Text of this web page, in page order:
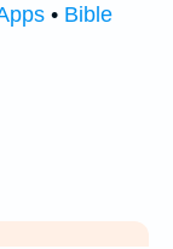
• Bible